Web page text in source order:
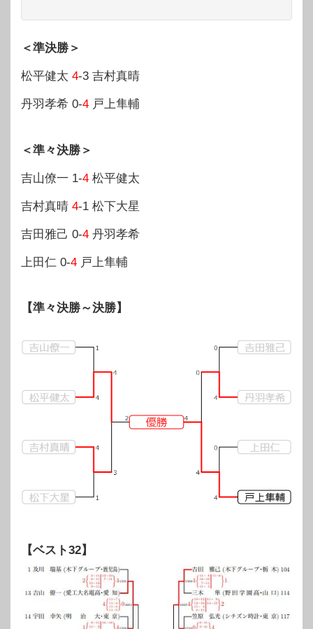
＜準決勝＞
松平健太 4-3 吉村真晴
丹羽孝希 0-4 戸上隼輔
＜準々決勝＞
吉山僚一 1-4 松平健太
吉村真晴 4-1 松下大星
吉田雅己 0-4 丹羽孝希
上田仁 0-4 戸上隼輔
【準々決勝～決勝】
【ベスト32】